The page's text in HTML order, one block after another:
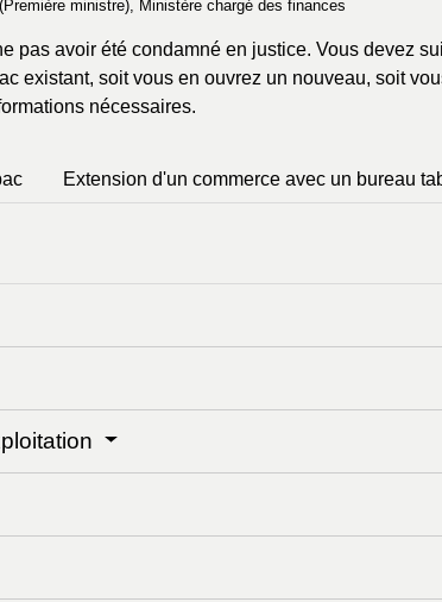
ministre), Ministère chargé des finances
pas avoir été condamné en justice. Vous devez
existant, soit vous en ouvrez un nouveau, soit
nécessaires.
Extension d'un commerce avec un bureau